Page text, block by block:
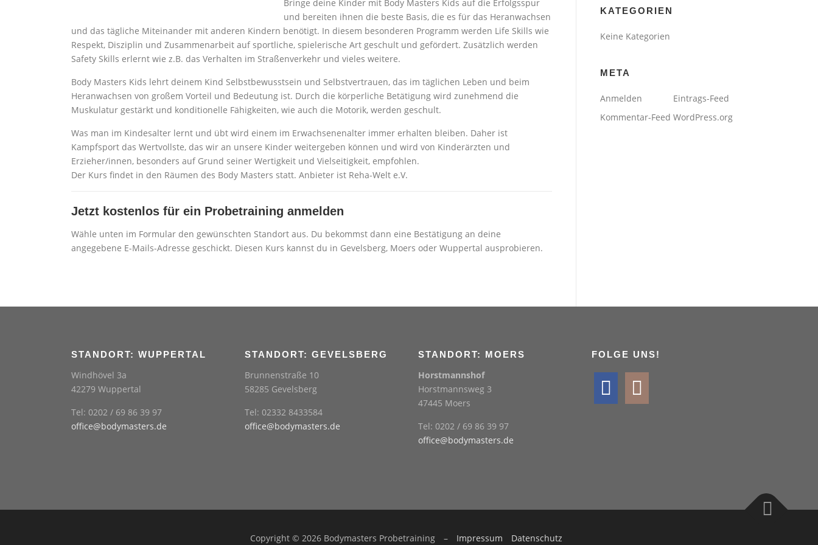
Bringe deine Kinder mit Body Masters Kids auf die Erfolgsspur
und bereiten ihnen die beste Basis, die es für das Heranwachsen
und das tägliche Miteinander mit anderen Kindern benötigt. In diesem besonderen Programm werden Life Skills wie
Respekt, Disziplin und Zusammenarbeit auf sportliche, spielerische Art geschult und gefördert. Zusätzlich werden
Safety Skills erlernt wie z.B. das Verhalten im Straßenverkehr und vieles weitere.
Body Masters Kids lehrt deinem Kind Selbstbewusstsein und Selbstvertrauen, das im täglichen Leben und beim
Heranwachsen von großem Vorteil und Bedeutung ist. Durch die körperliche Betätigung wird zunehmend die
Muskulatur gestärkt und konditionelle Fähigkeiten, wie auch die Motorik, werden geschult.
Was man im Kindesalter lernt und übt wird einem im Erwachsenenalter immer erhalten bleiben. Daher ist
Kampfsport das Wertvollste, das wir an unsere Kinder weitergeben können und wird von Kinderärzten und
Erzieher/innen, besonders auf Grund seiner Wertigkeit und Vielseitigkeit, empfohlen.
Der Kurs findet in den Räumen des Body Masters statt. Anbieter ist Reha-Welt e.V.
Jetzt kostenlos für ein Probetraining anmelden
Wähle unten im Formular den gewünschten Standort aus. Du bekommst dann eine Bestätigung an deine
angegebene E-Mails-Adresse geschickt. Diesen Kurs kannst du in Gevelsberg, Moers oder Wuppertal ausprobieren.
KATEGORIEN
Keine Kategorien
META
Anmelden
Eintrags-Feed
Kommentar-Feed WordPress.org
STANDORT: WUPPERTAL
Windhövel 3a
42279 Wuppertal
Tel: 0202 / 69 86 39 97
office@bodymasters.de
STANDORT: GEVELSBERG
Brunnenstraße 10
58285 Gevelsberg
Tel: 02332 8433584
office@bodymasters.de
STANDORT: MOERS
Horstmannshof
Horstmannsweg 3
47445 Moers
Tel: 0202 / 69 86 39 97
office@bodymasters.de
FOLGE UNS!
Copyright © 2026 Bodymasters Probetraining – Impressum Datenschutz